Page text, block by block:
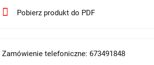
Pobierz produkt do PDF
Zamówienie telefoniczne: 673491848